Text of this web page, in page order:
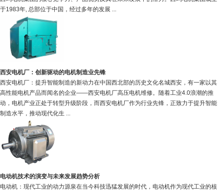
于1983年, 总部位于中国，经过多年的发展 ...
西安电机厂：创新驱动的电机制造业先锋
西安电机厂：提升智能制造的新动力在中国西北部的历史文化名城西安，有一家以其
高性能电机产品而闻名的企业——西安电机厂高压电机维修。随着工业4.0浪潮的推
动，电机产业正处于转型升级阶段，而西安电机厂作为行业先锋，正致力于提升智能
制造水平，推动现代化生 ...
电动机技术的演变与未来发展趋势分析
电动机：现代工业的动力源泉在当今科技迅猛发展的时代，电动机作为现代工业的核